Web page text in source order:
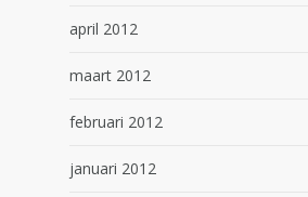
april 2012
maart 2012
februari 2012
januari 2012